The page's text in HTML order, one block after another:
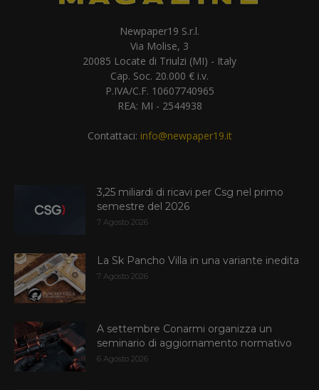
Newpaper19 S.r.l.
Via Molise, 3
20085 Locate di Triulzi (MI) - Italy
Cap. Soc. 20.000 € i.v.
P.IVA/C.F. 10607740965
REA: MI - 2544938
Contattaci: info@newpaper19.it
3,25 miliardi di ricavi per Csg nel primo
semestre del 2026
7 Agosto 2026
La Sk Pancho Villa in una variante inedita
7 Agosto 2026
A settembre Conarmi organizza un
seminario di aggiornamento normativo
6 Agosto 2026